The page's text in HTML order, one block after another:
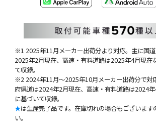
※1 2025年11月メーカー出荷分より対応。主に国
2025年2月現在、高速・有料道路は2025年4月現在
て収録。
※2 2024年11月～2025年10月メーカー出荷分で対
府県道は2024年2月現在、高速・有料道路は2024
に基づいて収録。
★は生産完了品です。在庫切れの場合もございます
い。